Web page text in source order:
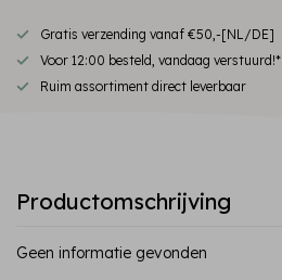
Gratis verzending vanaf €50,-[NL/DE]
Voor 12:00 besteld, vandaag verstuurd!*
Ruim assortiment direct leverbaar
Productomschrijving
Geen informatie gevonden